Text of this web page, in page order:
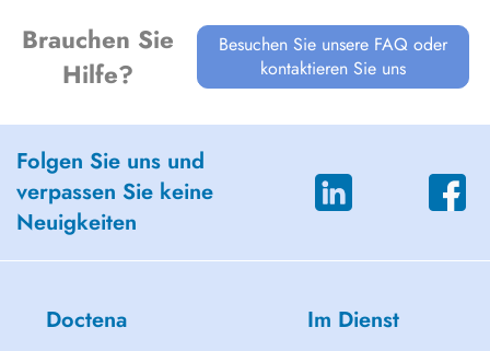
Brauchen Sie
Hilfe?
Besuchen Sie unsere FAQ oder
kontaktieren Sie uns
Folgen Sie uns und
verpassen Sie keine
Neuigkeiten
Doctena Im Dienst